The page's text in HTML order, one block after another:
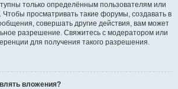
только определённым пользователям или
Чтобы просматривать такие форумы, создавать в
совершать другие действия, вам может
разрешение. Свяжитесь с модератором или
для получения такого разрешения.
вложения?